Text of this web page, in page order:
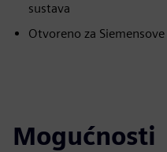
sustava
Otvoreno za
Mogućnosti